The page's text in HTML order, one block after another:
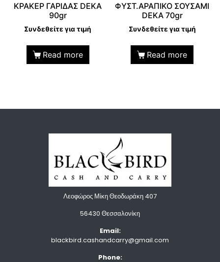
KΡΑΚΕΡ ΓΑΡΙΔΑΣ DEKA
90gr
Συνδεθείτε για τιμή
Read more
ΦΥΣΤ.ΑΡΑΠΙΚΟ ΣΟΥΣΑΜΙ
DEKA 70gr
Συνδεθείτε για τιμή
Read more
Λεοφώρος Μίκη Θεοδωράκη 407
56430 Θεσσαλονίκη
Email:
blackbird.cashandcarry@gmail.com
Phone: